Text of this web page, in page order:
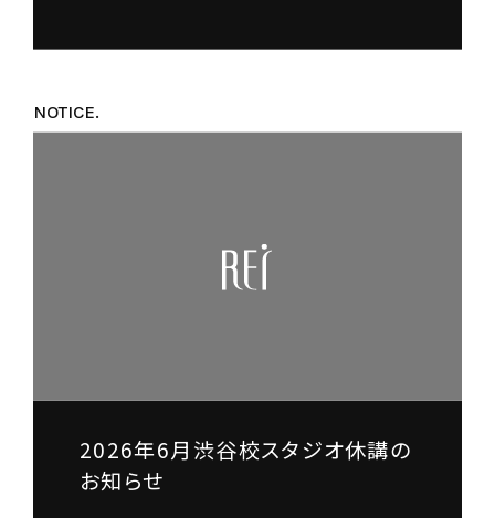
NOTICE.
2026年6月渋谷校スタジオ休講の
お知らせ